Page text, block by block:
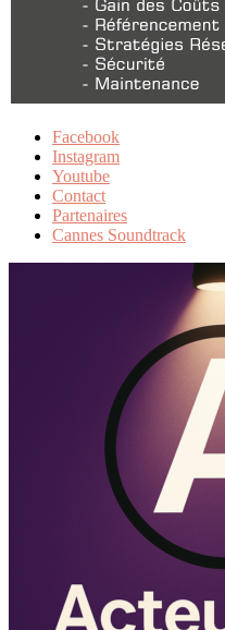
Facebook
Instagram
Youtube
Contact
Partenaires
Cannes Soundtrack